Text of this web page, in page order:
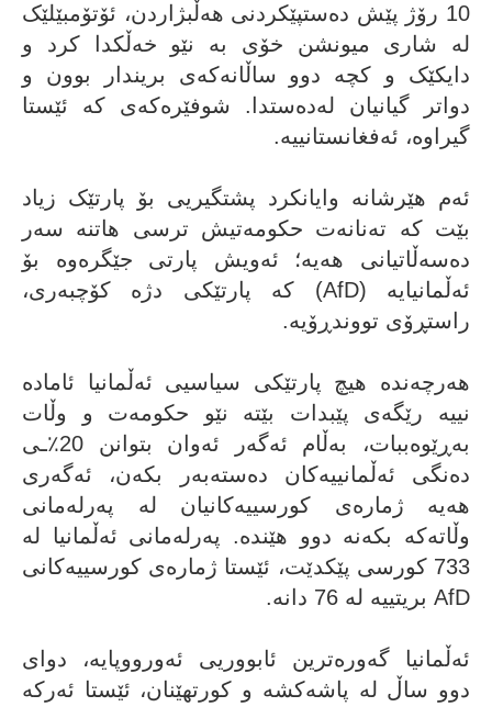
10 رۆژ پێش دەستپێکردنی هەڵبژاردن، ئۆتۆمبێلێک
لە شاری میونشن خۆی بە نێو خەڵکدا کرد و
دایکێک و کچە دوو ساڵانەکەی بریندار بوون و
دواتر گیانیان لەدەستدا. شوفێرەکەی کە ئێستا
گیراوە، ئەفغانستانییە.
ئەم هێرشانە وایانکرد پشتگیریی بۆ پارتێک زیاد
بێت کە تەنانەت حکومەتیش ترسی هاتنە سەر
دەسەڵاتیانی هەیە؛ ئەویش پارتی جێگرەوە بۆ
ئەڵمانیایە (AfD) کە پارتێکی دژە کۆچبەری،
راستڕۆی تووندڕۆیە.
هەرچەندە هیچ پارتێکی سیاسیی ئەڵمانیا ئامادە
نییە رێگەی پێبدات بێتە نێو حکومەت و وڵات
بەڕێوەببات، بەڵام ئەگەر ئەوان بتوانن 20٪ـی
دەنگی ئەڵمانییەکان دەستەبەر بکەن، ئەگەری
هەیە ژمارەی کورسییەکانیان لە پەرلەمانی
وڵاتەکە بکەنە دوو هێندە. پەرلەمانی ئەڵمانیا لە
733 کورسی پێکدێت، ئێستا ژمارەی کورسییەکانی
AfD بریتییە لە 76 دانە.
ئەڵمانیا گەورەترین ئابووریی ئەورووپایە، دوای
دوو ساڵ لە پاشەکشە و کورتهێنان، ئێستا ئەرکە